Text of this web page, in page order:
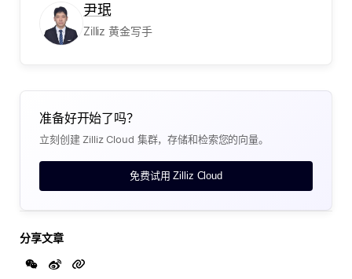
准备好开始了吗？
立刻创建 Zilliz Cloud 集群，存储和检索您的向量。
免费试用 Zilliz Cloud
分享文章
尹珉
Zilliz 黄金写手